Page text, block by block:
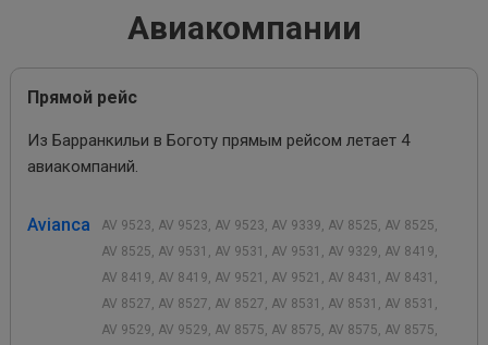
Авиакомпании
Прямой рейс
Из Барранкильи в Боготу прямым рейсом летает 4
авиакомпаний.
Avianca
AV 9523, AV 9523, AV 9523, AV 9339, AV 8525, AV 8525,
AV 8525, AV 9531, AV 9531, AV 9531, AV 9329, AV 8419,
AV 8419, AV 8419, AV 9521, AV 9521, AV 8431, AV 8431,
AV 8527, AV 8527, AV 8527, AV 8531, AV 8531, AV 8531,
AV 9529, AV 9529, AV 8575, AV 8575, AV 8575, AV 8575,